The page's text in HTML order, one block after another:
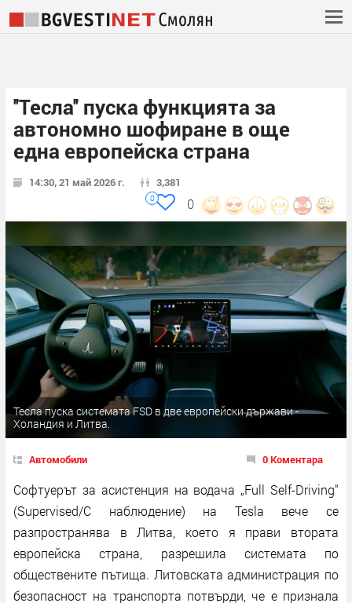
''Тесла'' пуска функцията за
автономно шофиране в още
една европейска страна
14:30, 21 май 2026 г. 3,381
0
0
Тесла пуска системата FSD в две европейски държави -
Холандия и Литва.
Автомобили 0 Коментара
Софтуерът за асистенция на водача „Full Self-Driving“
(Supervised/С наблюдение) на Tesla вече се
разпространява в Литва, което я прави втората
европейска страна, разрешила системата по
обществените пътища. Литовската администрация по
безопасност на транспорта потвърди, че е признала